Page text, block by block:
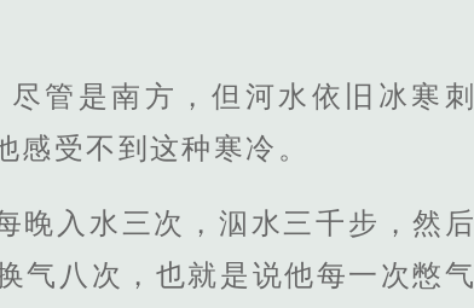
管是南方，但河水依旧冰寒刺
受不到这种寒冷。
晚入水三次，泅水三千步，然后
气八次，也就是说他每一次憋气